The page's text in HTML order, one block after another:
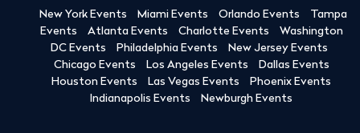
New York Events Miami Events Orlando Events
Tampa
Events
Atlanta Events Charlotte Events
Washington
DC Events
Philadelphia Events
New Jersey Events
Chicago Events
Los Angeles Events
Dallas Events
Houston Events
Las Vegas Events
Phoenix Events
Indianapolis Events
Newburgh Events